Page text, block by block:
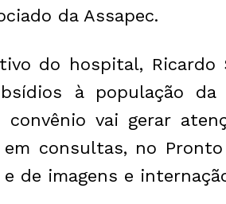
da Assapec.
do hospital, Ricardo
à população
convênio vai gerar
em consultas, no
de imagens e